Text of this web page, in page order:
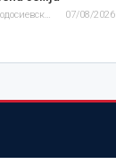
Златко Теодосиевски 07/08/2026